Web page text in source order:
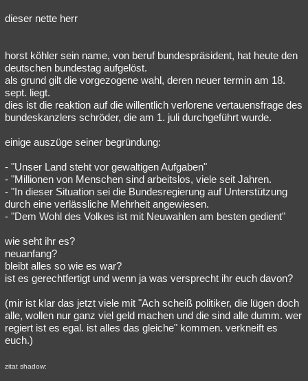
Astronomie
Übersichten
Besucht Teilgenommen Alle Neue Geschlossen
Lesenswert Schlüsselwörter
dieser nette herr
horst köhler sein name, von beruf bundespräsident, hat heute den
deutschen bundestag aufgelöst.
als grund gilt die vorgezogene wahl, deren neuer termin am 18.
sept. liegt.
dies ist die reaktion auf die willentlich verlorene vertauensfrage des
bundeskanzlers schröder, die am 1. juli durchgeführt wurde.
einige auszüge seiner begründung:
- "Unser Land steht vor gewaltigen Aufgaben"
- "Millionen von Menschen sind arbeitslos, viele seit Jahren.
- "In dieser Situation sei die Bundesregierung auf Unterstützung
durch eine verlässliche Mehrheit angewiesen.
- "Dem Wohl des Volkes ist mit Neuwahlen am besten gedient"
wie seht ihr es?
neuanfang?
bleibt alles so wie es war?
ist es gerechtfertigt und wenn ja was versprecht ihr euch davon?
(mir ist klar das jetzt viele mit "Ach scheiß politiker, die lügen doch
alle, wollen nur ganz viel geld machen und die sind alle dumm. wer
regiert ist es egal. ist alles das gleiche" kommen. verkneift es
euch.)
zitat shadow: